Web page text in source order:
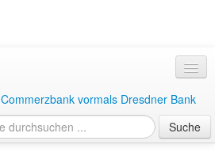
Commerzbank vormals Dresdner Bank
Suche